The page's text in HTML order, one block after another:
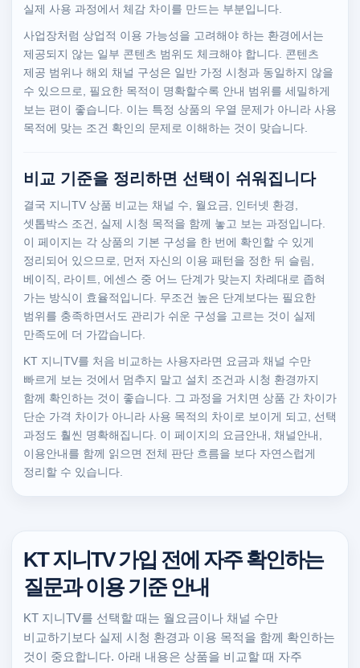
실제 사용 과정에서 체감 차이를 만드는 부분입니다.
사업장처럼 상업적 이용 가능성을 고려해야 하는 환경에서는
제공되지 않는 일부 콘텐츠 범위도 체크해야 합니다. 콘텐츠
제공 범위나 해외 채널 구성은 일반 가정 시청과 동일하지 않을
수 있으므로, 필요한 목적이 명확할수록 안내 범위를 세밀하게
보는 편이 좋습니다. 이는 특정 상품의 우열 문제가 아니라 사용
목적에 맞는 조건 확인의 문제로 이해하는 것이 맞습니다.
비교 기준을 정리하면 선택이 쉬워집니다
결국 지니TV 상품 비교는 채널 수, 월요금, 인터넷 환경,
셋톱박스 조건, 실제 시청 목적을 함께 놓고 보는 과정입니다.
이 페이지는 각 상품의 기본 구성을 한 번에 확인할 수 있게
정리되어 있으므로, 먼저 자신의 이용 패턴을 정한 뒤 슬림,
베이직, 라이트, 에센스 중 어느 단계가 맞는지 차례대로 좁혀
가는 방식이 효율적입니다. 무조건 높은 단계보다는 필요한
범위를 충족하면서도 관리가 쉬운 구성을 고르는 것이 실제
만족도에 더 가깝습니다.
KT 지니TV를 처음 비교하는 사용자라면 요금과 채널 수만
빠르게 보는 것에서 멈추지 말고 설치 조건과 시청 환경까지
함께 확인하는 것이 좋습니다. 그 과정을 거치면 상품 간 차이가
단순 가격 차이가 아니라 사용 목적의 차이로 보이게 되고, 선택
과정도 훨씬 명확해집니다. 이 페이지의 요금안내, 채널안내,
이용안내를 함께 읽으면 전체 판단 흐름을 보다 자연스럽게
정리할 수 있습니다.
KT 지니TV 가입 전에 자주 확인하는
질문과 이용 기준 안내
KT 지니TV를 선택할 때는 월요금이나 채널 수만
비교하기보다 실제 시청 환경과 이용 목적을 함께 확인하는
것이 중요합니다. 아래 내용은 상품을 비교할 때 자주